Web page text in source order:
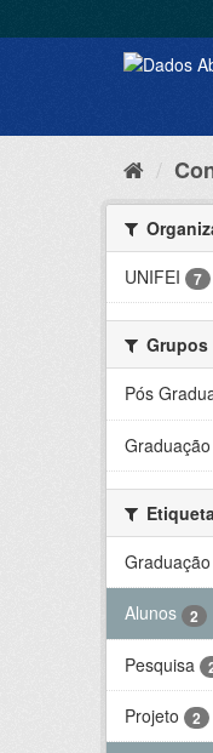
UNIFEI
7
Grupos
Pós
Graduação
Graduação
Alunos 2
Pesquisa
Projeto 2